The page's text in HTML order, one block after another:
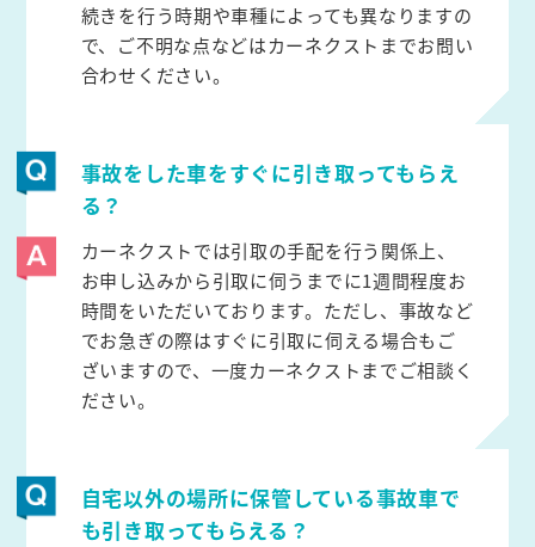
続きを行う時期や車種によっても異なりますの
で、ご不明な点などはカーネクストまでお問い
合わせください。
事故をした車をすぐに引き取ってもらえ
る？
カーネクストでは引取の手配を行う関係上、
お申し込みから引取に伺うまでに1週間程度お
時間をいただいております。ただし、事故など
でお急ぎの際はすぐに引取に伺える場合もご
ざいますので、一度カーネクストまでご相談く
ださい。
自宅以外の場所に保管している事故車で
も引き取ってもらえる？